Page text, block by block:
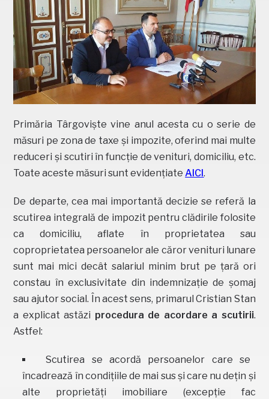
Primăria Târgoviște vine anul acesta cu o serie de
măsuri pe zona de taxe și impozite, oferind mai multe
reduceri și scutiri în funcție de venituri, domiciliu, etc.
Toate aceste măsuri sunt evidențiateAICI.
De departe, cea mai importantă decizie se referă la
scutirea integrală de impozit pentru clădirile folosite
ca domiciliu, aflate în proprietatea sau
coproprietatea persoanelor ale căror venituri lunare
sunt mai mici decât salariul minim brut pe țară ori
constau în exclusivitate din indemnizație de șomaj
sau ajutor social. În acest sens, primarul Cristian Stan
a explicat astăzi procedura de acordare a scutirii.
Astfel:
Scutirea se acordă persoanelor care se
încadrează în condițiile de mai sus și care nu dețin și
alte proprietăți imobiliare (excepție fac